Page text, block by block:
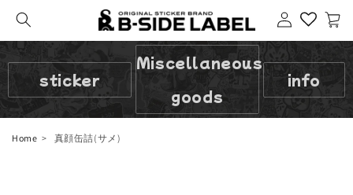
Login cart
sticker
Miscellaneous
goods
info
Home 真顔缶詰(サメ)